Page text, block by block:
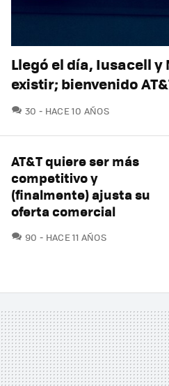
Llegó el día, Iusacell y
existir; bienvenido
30 COMENTARIOS
HACE 10 AÑOS
AT&T quiere ser más
competitivo y
(finalmente) ajusta su
oferta comercial
90 COMENTARIOS
HACE 11 AÑOS